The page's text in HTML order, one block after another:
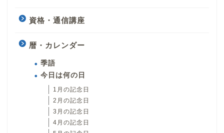
資格・通信講座
暦・カレンダー
季語
今日は何の日
1月の記念日
2月の記念日
3月の記念日
4月の記念日